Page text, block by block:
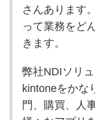
さんあります
って業務をど
きます。
弊社NDIソリ
kintoneをかな
門、購買、人